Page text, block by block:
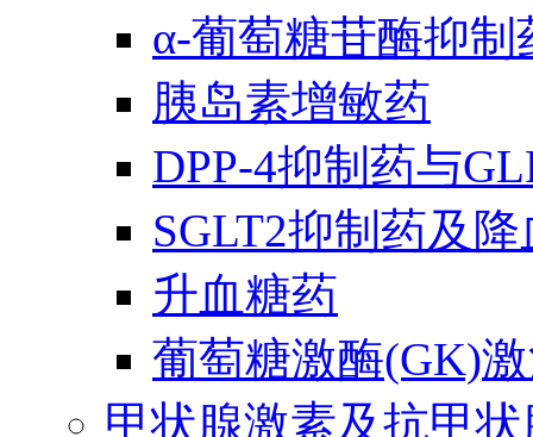
α-葡萄糖苷酶抑制
胰岛素增敏药
DPP-4抑制药与
SGLT2抑制药及
升血糖药
葡萄糖激酶(GK)
甲状腺激素及抗甲